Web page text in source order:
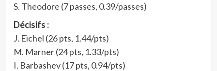
S. Theodore (7 passes, 0.39/passes)
Décisifs :
J. Eichel (26 pts, 1.44/pts)
M. Marner (24 pts, 1.33/pts)
I. Barbashev (17 pts, 0.94/pts)